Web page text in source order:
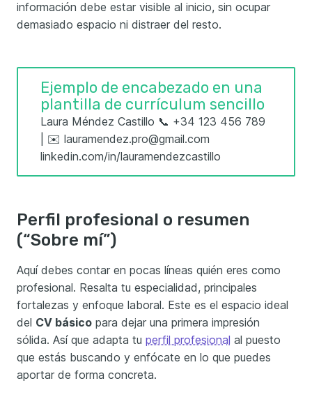
información debe estar visible al inicio, sin ocupar
demasiado espacio ni distraer del resto.
Ejemplo de encabezado en una
plantilla de currículum sencillo
Laura Méndez Castillo 📞 +34 123 456 789
| ✉️ lauramendez.pro@gmail.com
linkedin.com/in/lauramendezcastillo
Perfil profesional o resumen
(“Sobre mí”)
Aquí debes contar en pocas líneas quién eres como
profesional. Resalta tu especialidad, principales
fortalezas y enfoque laboral. Este es el espacio ideal
del CV básico para dejar una primera impresión
sólida. Así que adapta tu perfil profesional al puesto
que estás buscando y enfócate en lo que puedes
aportar de forma concreta.